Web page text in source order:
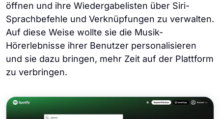
öffnen und ihre Wiedergabelisten über Siri-
Sprachbefehle und Verknüpfungen zu verwalten.
Auf diese Weise wollte sie die Musik-
Hörerlebnisse ihrer Benutzer personalisieren
und sie dazu bringen, mehr Zeit auf der Plattform
zu verbringen.